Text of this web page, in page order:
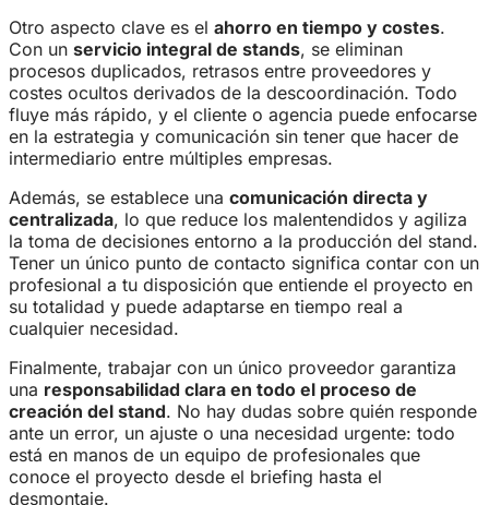
Otro aspecto clave es el ahorro en tiempo y costes.
Con un servicio integral de stands, se eliminan
procesos duplicados, retrasos entre proveedores y
costes ocultos derivados de la descoordinación. Todo
fluye más rápido, y el cliente o agencia puede enfocarse
en la estrategia y comunicación sin tener que hacer de
intermediario entre múltiples empresas.
Además, se establece una comunicación directa y
centralizada, lo que reduce los malentendidos y agiliza
la toma de decisiones entorno a la producción del stand.
Tener un único punto de contacto significa contar con un
profesional a tu disposición que entiende el proyecto en
su totalidad y puede adaptarse en tiempo real a
cualquier necesidad.
Finalmente, trabajar con un único proveedor garantiza
una responsabilidad clara en todo el proceso de
creación del stand. No hay dudas sobre quién responde
ante un error, un ajuste o una necesidad urgente: todo
está en manos de un equipo de profesionales que
conoce el proyecto desde el briefing hasta el
desmontaje.